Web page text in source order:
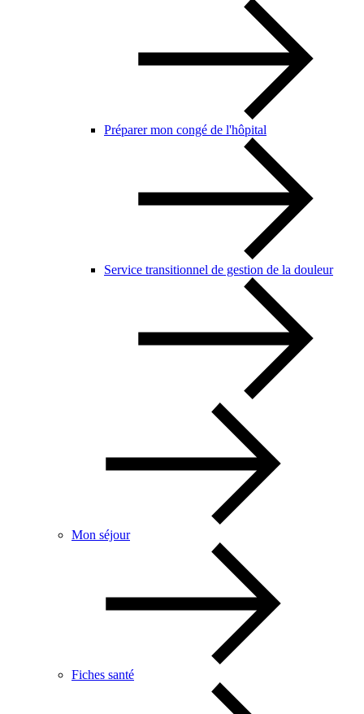
Préparer mon congé de l'hôpital
Service transitionnel de gestion de la douleur
Mon séjour
Fiches santé